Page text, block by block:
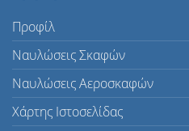
Προφίλ
Ναυλώσεις Σκαφών
Ναυλώσεις Αεροσκαφών
Χάρτης Ιστοσελίδας